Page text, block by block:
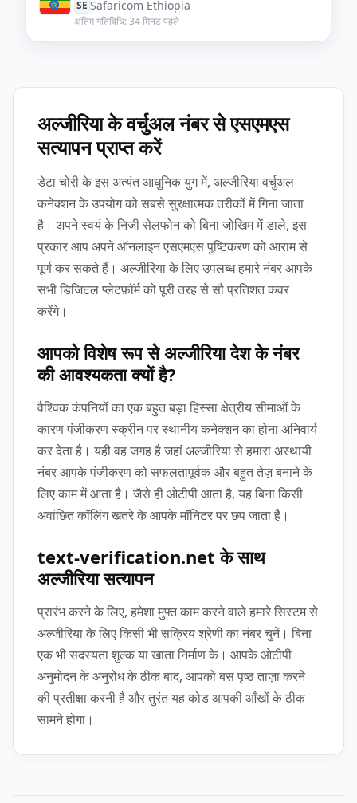
SE Safaricom Ethiopia
अंतिम गतिविधि: 34 मिनट पहले
अल्जीरिया के वर्चुअल नंबर से एसएमएस
सत्यापन प्राप्त करें
डेटा चोरी के इस अत्यंत आधुनिक युग में, अल्जीरिया वर्चुअल
कनेक्शन के उपयोग को सबसे सुरक्षात्मक तरीकों में गिना जाता
है। अपने स्वयं के निजी सेलफोन को बिना जोखिम में डाले, इस
प्रकार आप अपने ऑनलाइन एसएमएस पुष्टिकरण को आराम से
पूर्ण कर सकते हैं। अल्जीरिया के लिए उपलब्ध हमारे नंबर आपके
सभी डिजिटल प्लेटफ़ॉर्म को पूरी तरह से सौ प्रतिशत कवर
करेंगे।
आपको विशेष रूप से अल्जीरिया देश के नंबर
की आवश्यकता क्यों है?
वैश्विक कंपनियों का एक बहुत बड़ा हिस्सा क्षेत्रीय सीमाओं के
कारण पंजीकरण स्क्रीन पर स्थानीय कनेक्शन का होना अनिवार्य
कर देता है। यही वह जगह है जहां अल्जीरिया से हमारा अस्थायी
नंबर आपके पंजीकरण को सफलतापूर्वक और बहुत तेज़ बनाने के
लिए काम में आता है। जैसे ही ओटीपी आता है, यह बिना किसी
अवांछित कॉलिंग खतरे के आपके मॉनिटर पर छप जाता है।
text-verification.net के साथ
अल्जीरिया सत्यापन
प्रारंभ करने के लिए, हमेशा मुफ्त काम करने वाले हमारे सिस्टम से
अल्जीरिया के लिए किसी भी सक्रिय श्रेणी का नंबर चुनें। बिना
एक भी सदस्यता शुल्क या खाता निर्माण के। आपके ओटीपी
अनुमोदन के अनुरोध के ठीक बाद, आपको बस पृष्ठ ताज़ा करने
की प्रतीक्षा करनी है और तुरंत यह कोड आपकी आँखों के ठीक
सामने होगा।